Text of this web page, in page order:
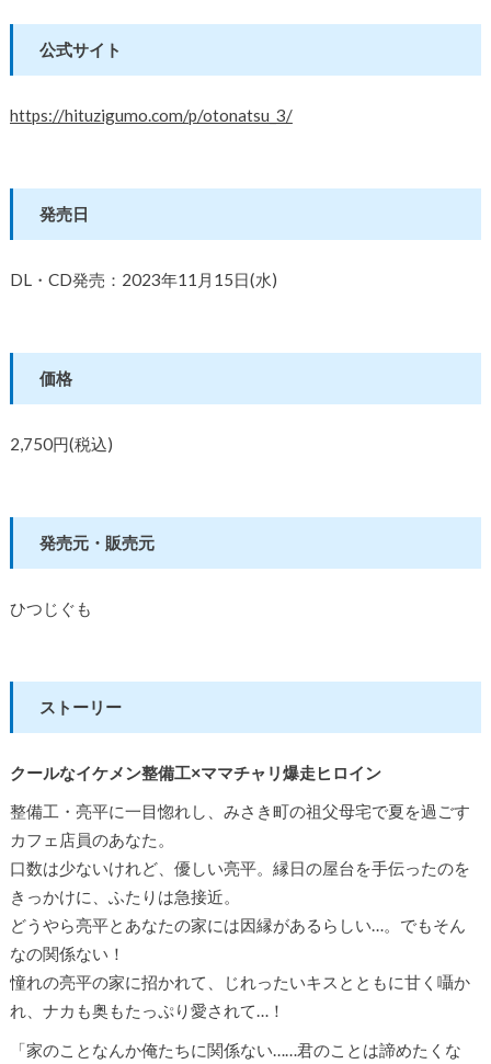
公式サイト
https://hituzigumo.com/p/otonatsu_3/
発売日
DL・CD発売：2023年11月15日(水)
価格
2,750円(税込)
発売元・販売元
ひつじぐも
ストーリー
クールなイケメン整備工×ママチャリ爆走ヒロイン
整備工・亮平に一目惚れし、みさき町の祖父母宅で夏を過ごす
カフェ店員のあなた。
口数は少ないけれど、優しい亮平。縁日の屋台を手伝ったのを
きっかけに、ふたりは急接近。
どうやら亮平とあなたの家には因縁があるらしい…。でもそん
なの関係ない！
憧れの亮平の家に招かれて、じれったいキスとともに甘く囁か
れ、ナカも奥もたっぷり愛されて…！
「家のことなんか俺たちに関係ない……君のことは諦めたくな